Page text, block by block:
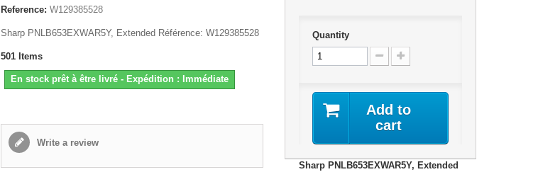
Reference: W129385528
Sharp PNLB653EXWAR5Y, Extended Référence: W129385528
501 Items
En stock prêt à être livré - Expédition : Immédiate
Write a review
Quantity
Add to
cart
Sharp PNLB653EXWAR5Y, Extended